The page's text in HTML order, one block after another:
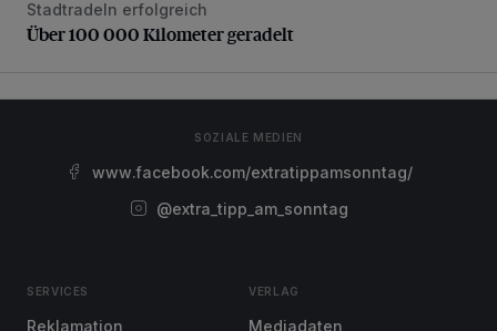
Über 100 000 Kilometer geradelt
Stadtradeln erfolgreich
Über 100 000 Kilometer geradelt
SOZIALE MEDIEN
www.facebook.com/extratippamsonntag/
@extra_tipp_am_sonntag
SERVICES
Reklamation
VERLAG
Mediadaten